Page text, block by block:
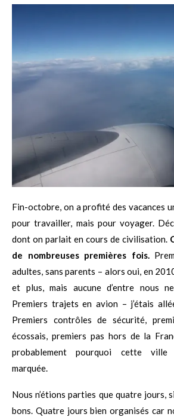
Fin-octobre, on a profité des vacances
pour travailler, mais pour voyager.
dont on parlait en cours de civilisation.
de nombreuses premières fois.
adultes, sans parents – alors oui, en
et plus, mais aucune d’entre nous
Premiers trajets en avion – j’étais
Premiers contrôles de sécurité,
écossais, premiers pas hors de la
probablement pourquoi cette ville
marquée.
Nous n’étions parties que quatre jours,
bons. Quatre jours bien organisés car